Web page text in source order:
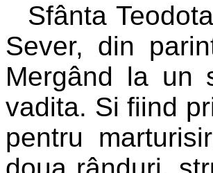
Sfânta
Sever, din
Mergând la un
vadita. Si fiind
pentru